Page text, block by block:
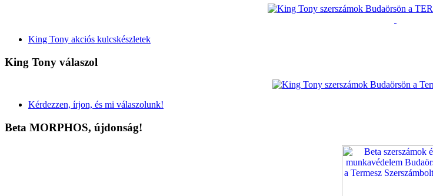
King Tony akciós kulcskészletek
King Tony válaszol
Kérdezzen, írjon, és mi válaszolunk!
Beta MORPHOS, újdonság!